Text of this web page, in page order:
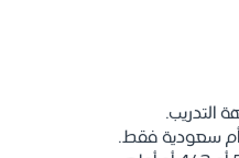
التدريب.
سعودية فقط.